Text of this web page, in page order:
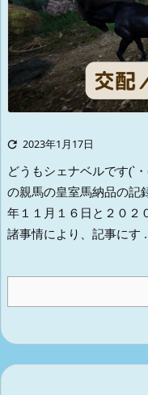
 2023年1月17日
どうもシェナベルです(`
の親馬の皇室馬納品の記
年１１月１６日と２０２
諸事情により、記事にす